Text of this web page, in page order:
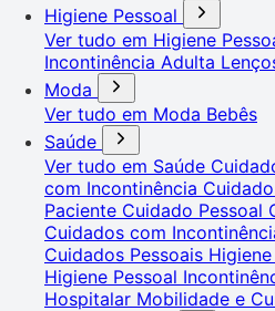
Higiene Pessoal
Ver tudo em Higiene
Incontinência Adulta
Moda
Ver tudo em Moda Bebês
Saúde
Ver tudo em Saúde
com Incontinência
Paciente Cuidado Pessoal
Cuidados com
Cuidados Pessoais
Higiene Pessoal
Hospitalar Mobilidade e